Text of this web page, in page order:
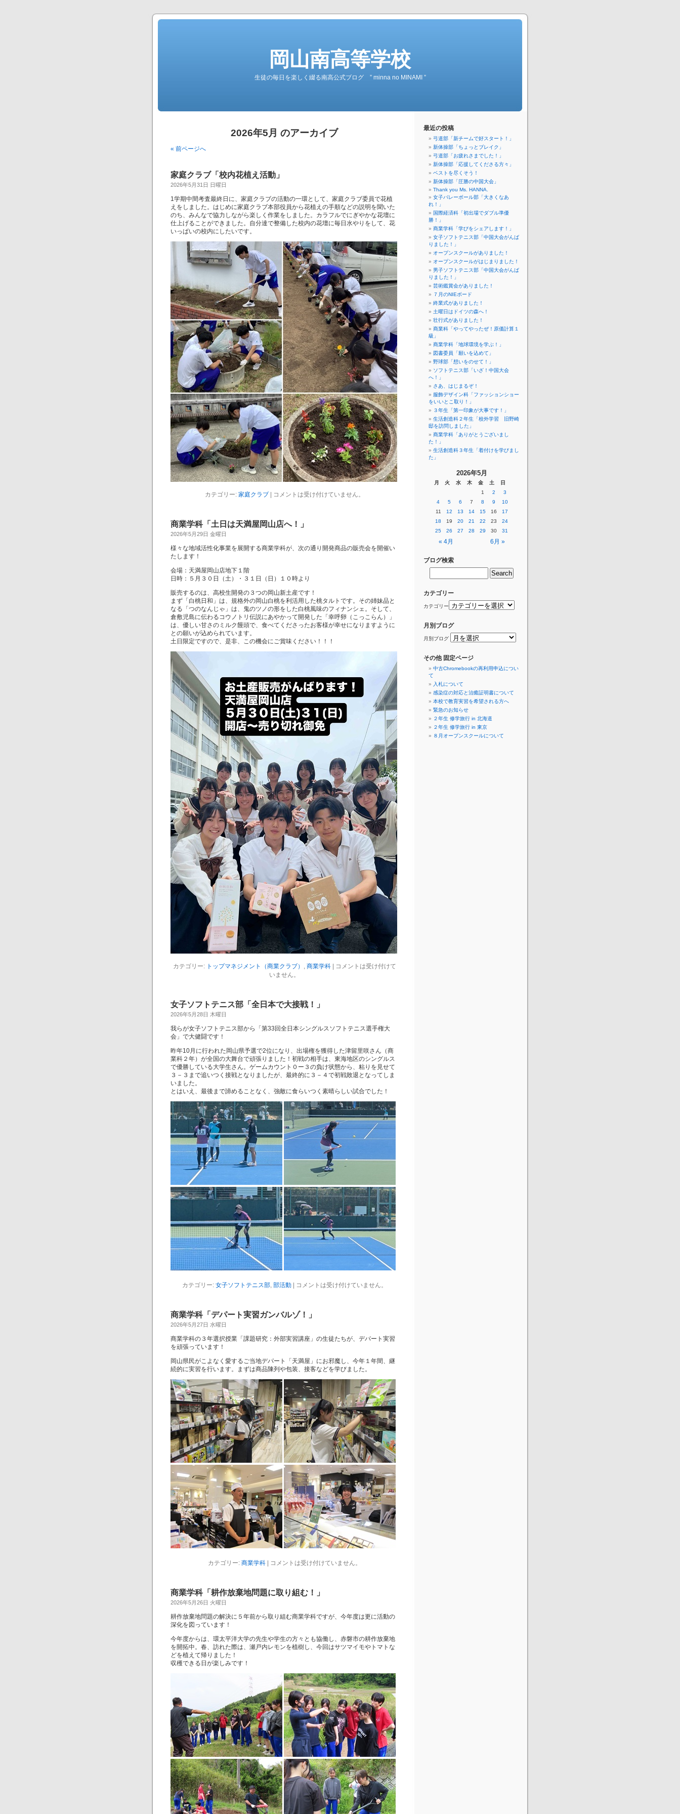
岡山南高等学校
生徒の毎日を楽しく綴る南高公式ブログ ” minna no MINAMI ”
2026年5月 のアーカイブ
« 前ページへ
家庭クラブ「校内花植え活動」
2026年5月31日 日曜日
1学期中間考査最終日に、家庭クラブの活動の一環として、家庭クラブ委員で花植
えをしました。はじめに家庭クラブ本部役員から花植えの手順などの説明を聞いた
のち、みんなで協力しながら楽しく作業をしました。カラフルでにぎやかな花壇に
仕上げることができました。自分達で整備した校内の花壇に毎日水やりをして、花
いっぱいの校内にしたいです。
カテゴリー: 家庭クラブ| コメントは受け付けていません。
商業学科「土日は天満屋岡山店へ！」
2026年5月29日 金曜日
様々な地域活性化事業を展開する商業学科が、次の通り開発商品の販売会を開催い
たします！
会場：天満屋岡山店地下１階
日時：５月３０日（土）・３１日（日）１０時より
販売するのは、高校生開発の３つの岡山新土産です！
まず「白桃日和」は、規格外の岡山白桃を利活用した桃タルトです。その姉妹品と
なる「つのなんじゃ」は、鬼のツノの形をした白桃風味のフィナンシェ。そして、
倉敷児島に伝わるコウノトリ伝説にあやかって開発した「幸呼卵（こっこらん）」
は、優しい甘さのミルク饅頭で、食べてくださったお客様が幸せになりますように
との願いが込められています。
土日限定ですので、是非、この機会にご賞味ください！！！
カテゴリー: トップマネジメント（商業クラブ） , 商業学科|
コメントは受け付けて
いません。
女子ソフトテニス部「全日本で大接戦！」
2026年5月28日 木曜日
我らが女子ソフトテニス部から「第33回全日本シングルスソフトテニス選手権大
会」で大健闘です！
昨年10月に行われた岡山県予選で2位になり、出場権を獲得した津留里咲さん（商
業科２年）が全国の大舞台で頑張りました！初戦の相手は、東海地区のシングルス
で優勝している大学生さん。ゲームカウント０ー３の負け状態から、粘りを見せて
３－３まで追いつく接戦となりましたが、最終的に３－４で初戦敗退となってしま
いました。
とはいえ、最後まで諦めることなく、強敵に食らいつく素晴らしい試合でした！
カテゴリー: 女子ソフトテニス部, 部活動| コメントは受け付けていません。
商業学科「デパート実習ガンバルゾ！」
2026年5月27日 水曜日
商業学科の３年選択授業「課題研究：外部実習講座」の生徒たちが、デパート実習
を頑張っています！
岡山県民がこよなく愛するご当地デパート「天満屋」にお邪魔し、今年１年間、継
続的に実習を行います。まずは商品陳列や包装、接客などを学びました。
カテゴリー: 商業学科| コメントは受け付けていません。
商業学科「耕作放棄地問題に取り組む！」
2026年5月26日 火曜日
耕作放棄地問題の解決に５年前から取り組む商業学科ですが、今年度は更に活動の
深化を図っています！
今年度からは、環太平洋大学の先生や学生の方々とも協働し、赤磐市の耕作放棄地
を開拓中。春、訪れた際は、瀬戸内レモンを植樹し、今回はサツマイモやトマトな
どを植えて帰りました！
収穫できる日が楽しみです！
最近の投稿
弓道部「新チームで好スタート！」
新体操部「ちょっとブレイク」
弓道部「お疲れさまでした！」
新体操部「応援してくださる方々」
ベストを尽くそう！
新体操部「圧勝の中国大会」
Thank you Ms. HANNA.
女子バレーボール部「大きくなあ
れ！」
国際経済科「初出場でダブル準優
勝！」
商業学科「学びをシェアします！」
女子ソフトテニス部「中国大会がんば
りました！」
オープンスクールがありました！
オープンスクールがはじまりました！
男子ソフトテニス部「中国大会がんば
りました！」
芸術鑑賞会がありました！
７月のNIEボード
終業式がありました！
土曜日はドイツの森へ！
壮行式がありました！
商業科「やってやったぜ！原価計算１
級」
商業学科「地球環境を学ぶ！」
図書委員「願いを込めて」
野球部「想いをのせて！」
ソフトテニス部「いざ！中国大会
へ！」
さあ、はじまるぞ！
服飾デザイン科「ファッションショー
をいいとこ取り！」
３年生「第一印象が大事です！」
生活創造科２年生「校外学習 旧野崎
邸を訪問しました」
商業学科「ありがとうございまし
た！」
生活創造科３年生「着付けを学びまし
た」
2026年5月
月 火 水 木 金 土 日
« 4月 6月 »
1 2
3
4
5 6 7 8 9
10
11
12 13 14 15 16
17
18
19 20 21 22 23
24
25
26 27 28 29 30 31
ブログ検索
カテゴリー
カテゴリー
月別ブログ
月別ブログ
その他 固定ページ
中古Chromebookの再利用申込につい
て
入札について
感染症の対応と治癒証明書について
本校で教育実習を希望される方へ
緊急のお知らせ
２年生 修学旅行 in 北海道
２年生 修学旅行 in 東京
８月オープンスクールについて